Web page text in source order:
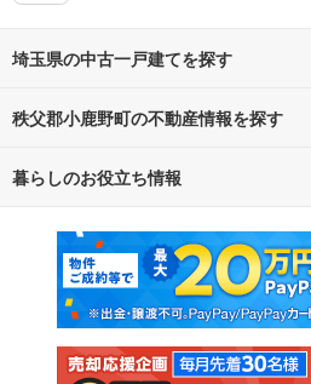
埼玉県の中古一戸建てを探す
路線・駅から探す
通勤・通学時間から探す
秩父郡小鹿野町の不動産情報を探す
不動産・住宅
新築マンション 中
新築一戸建て 中
注文住宅 土
暮らしのお役立ち情報
マンションカタログ 教